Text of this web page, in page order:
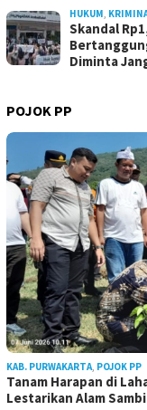
HUKUM
Skandal
Diminta
POJOK PP
KAB. PURWAKARTA POJOK PP
Tanam Harapan di
Lestarikan Alam